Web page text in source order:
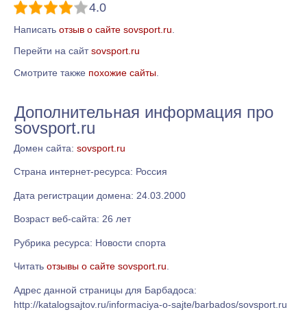
4.0
Написать отзыв о сайте sovsport.ru
Перейти на сайтsovsport.ru
Смотрите также похожие сайты
Дополнительная информация про
sovsport.ru
Домен сайта: sovsport.ru
Страна интернет-ресурса: Россия
Дата регистрации домена: 24.03.2000
Возраст веб-сайта: 26 лет
Рубрика ресурса: Новости спорта
Читать отзывы о сайте sovsport.ru
Адрес данной страницы для Барбадоса:
http://katalogsajtov.ru/informaciya-o-sajte/barbados/sovsport.ru